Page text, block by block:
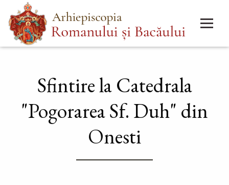
Mergi
la
conţinutul
Main
menu
Sfintire la Catedrala
"Pogorarea Sf. Duh" din
Onesti